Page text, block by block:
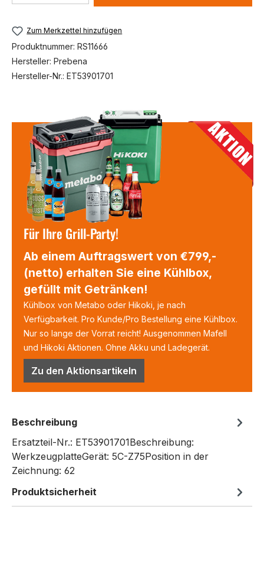
Zum Merkzettel hinzufügen
Produktnummer: RS11666
Hersteller: Prebena
Hersteller-Nr.: ET53901701
Für Ihre Grill-Party!
Ab einem Auftragswert von €799,-
(netto) erhalten Sie eine Kühlbox,
gefüllt mit Getränken!
Kühlbox von Metabo oder Hikoki, je nach
Verfügbarkeit. Pro Kunde/Pro Bestellung eine Kühlbox.
Nur so lange der Vorrat reicht! Ausgenommen Mafell
und Hikoki Aktionen. Ohne Akku und Ladegerät.
Zu den Aktionsartikeln
Beschreibung
Ersatzteil-Nr.: ET53901701Beschreibung:
WerkzeugplatteGerät: 5C-Z75Position in der
Zeichnung: 62
Produktsicherheit